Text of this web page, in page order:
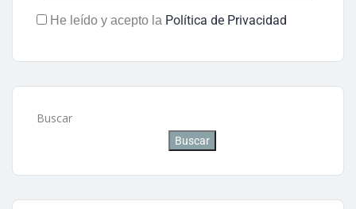
He leído y acepto la Política de Privacidad
Buscar
Buscar